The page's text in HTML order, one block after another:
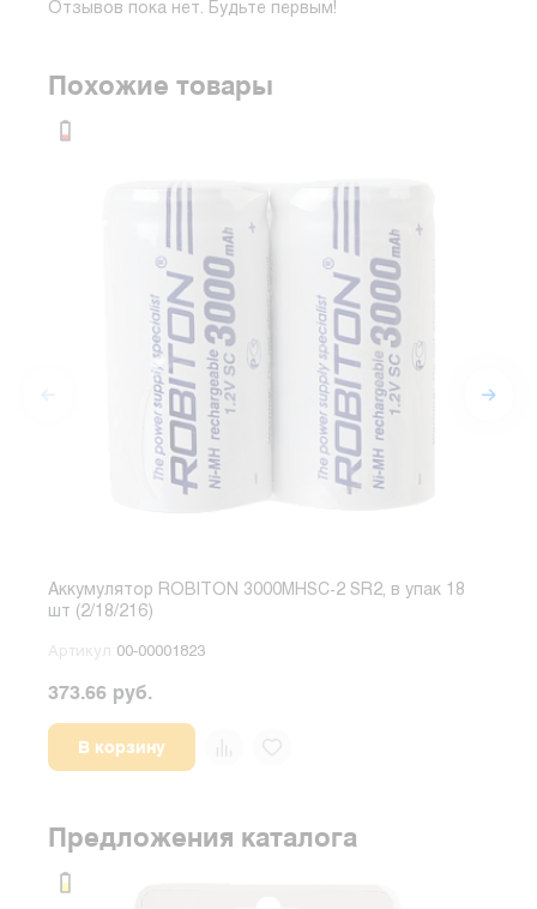
Отзывов пока нет. Будьте первым!
Похожие товары
Аккумулятор ROBITON 3000MHSC-2 SR2, в упак 18
шт (2/18/216)
Артикул 00-00001823
373.66 руб.
В корзину
Предложения каталога